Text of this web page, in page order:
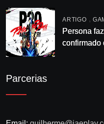
ARTIGO ,
Persona
confirmado
Parcerias